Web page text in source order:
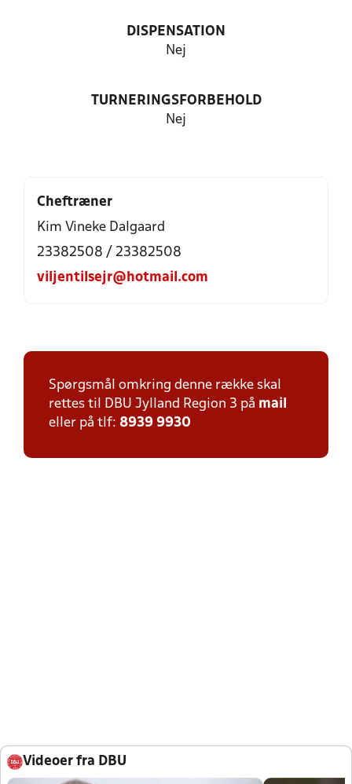
DISPENSATION
Nej
TURNERINGSFORBEHOLD
Nej
Cheftræner
Kim Vineke Dalgaard
23382508 / 23382508
viljentilsejr@hotmail.com
Spørgsmål omkring denne række skal
rettes til DBU Jylland Region 3 på mail
eller på tlf: 8939 9930
Videoer fra DBU